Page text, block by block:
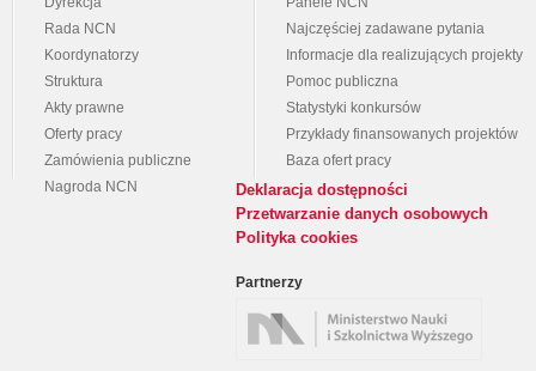
Rada NCN
Koordynatorzy
Struktura
Akty prawne
Oferty pracy
Zamówienia publiczne
Nagroda NCN
Najczęściej zadawane pytania
Informacje dla realizujących projekty
Pomoc publiczna
Statystyki konkursów
Przykłady finansowanych projektów
Baza ofert pracy
Deklaracja dostępności
Przetwarzanie danych osobowych
Polityka cookies
Partnerzy